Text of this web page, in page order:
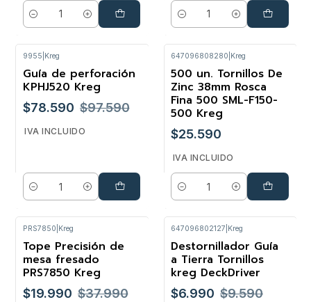
Cantidad Cantidad
-19%
9955 Kreg
Guía de perforación
KPHJ520 Kreg
$78.590 $97.590
IVA INCLUIDO
Cantidad
647096808280 Kreg
500 un. Tornillos De
Zinc 38mm Rosca
Fina 500 SML-F150-
500 Kreg
$25.590
IVA INCLUIDO
Cantidad
-47%
PRS7850 Kreg
Tope Precisión de
mesa fresado
PRS7850 Kreg
$19.990 $37.990
-27%
647096802127 Kreg
Destornillador Guía
a Tierra Tornillos
kreg DeckDriver
$6.990 $9.590